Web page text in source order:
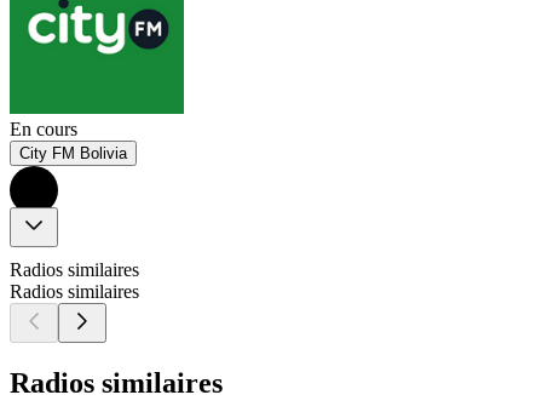
En cours
City FM Bolivia
Radios similaires
Radios similaires
Radios similaires